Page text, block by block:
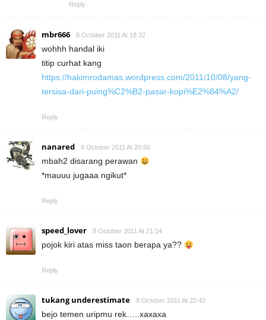
Reply
mbr666 8 October 2011 At 18:32
wohhh handal iki
titip curhat kang
https://hakimrodamas.wordpress.com/2011/10/08/yang-
tersisa-dari-puing%C2%B2-pasar-kopi%E2%84%A2/
Reply
nanared 8 October 2011 At 20:56
mbah2 disarang perawan
*mauuu jugaaa ngikut*
Reply
speed_lover 8 October 2011 At 21:14
pojok kiri atas miss taon berapa ya??
Reply
tukang underestimate 8 October 2011 At 22:40
bejo temen uripmu rek…..xaxaxa